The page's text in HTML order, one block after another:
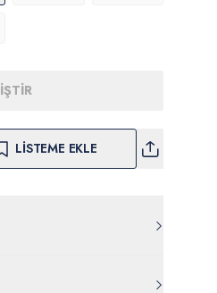
LISTEME EKLE